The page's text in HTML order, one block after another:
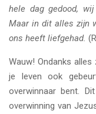
hele dag gedood,
Maar in dit alles zijn
ons heeft liefgehad.
Wauw! Ondanks
je leven ook
overwinnaar bent.
overwinning van